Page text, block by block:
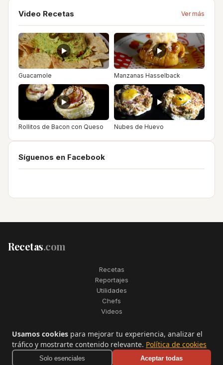
Video Recetas Ver más
Guacamole Manzanas Hasselback
Rollitos de Bacon con Queso Nubes de Huevo
Síguenos en Facebook
Recetas.com
Recetas
Reportajes
Utilidades
Chefs
Videos
2006–2026. Todos los derechos reservados. Recetas.com es una
marca registrada de Telfo Networks S.L.
Aviso legal·Condiciones de uso·Contactar
Usamos cookies para mejorar tu experiencia, analizar el
tráfico y mostrarte contenido relevante. Política de cookies
Solo esenciales Aceptar todas